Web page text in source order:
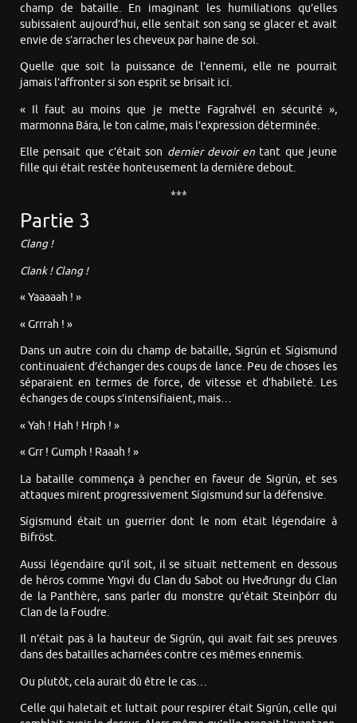
champ de bataille. En imaginant les humiliations qu’elles
subissaient aujourd’hui, elle sentait son sang se glacer et avait
envie de s’arracher les cheveux par haine de soi.
Quelle que soit la puissance de l’ennemi, elle ne pourrait
jamais l’affronter si son esprit se brisait ici.
« Il faut au moins que je mette Fagrahvél en sécurité »,
marmonna Bára, le ton calme, mais l’expression déterminée.
Elle pensait que c’était son dernier devoir en tant que jeune
fille qui était restée honteusement la dernière debout.
***
Partie 3
Clang !
Clank ! Clang !
« Yaaaaah ! »
« Grrrah ! »
Dans un autre coin du champ de bataille, Sigrún et Sígismund
continuaient d’échanger des coups de lance. Peu de choses les
séparaient en termes de force, de vitesse et d’habileté. Les
échanges de coups s’intensifiaient, mais…
« Yah ! Hah ! Hrph ! »
« Grr ! Gumph ! Raaah ! »
La bataille commença à pencher en faveur de Sigrún, et ses
attaques mirent progressivement Sígismund sur la défensive.
Sígismund était un guerrier dont le nom était légendaire à
Bifröst.
Aussi légendaire qu’il soit, il se situait nettement en dessous
de héros comme Yngvi du Clan du Sabot ou Hveðrungr du Clan
de la Panthère, sans parler du monstre qu’était Steinþórr du
Clan de la Foudre.
Il n’était pas à la hauteur de Sigrún, qui avait fait ses preuves
dans des batailles acharnées contre ces mêmes ennemis.
Ou plutôt, cela aurait dû être le cas…
Celle qui haletait et luttait pour respirer était Sigrún, celle qui